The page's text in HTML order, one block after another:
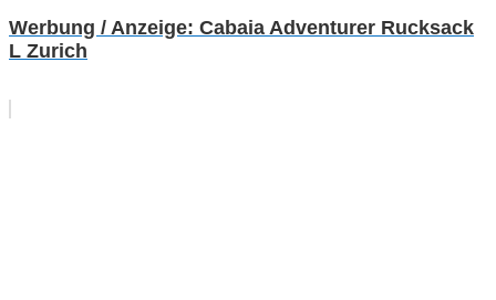
Werbung / Anzeige: Cabaia Adventurer Rucksack
L Zurich